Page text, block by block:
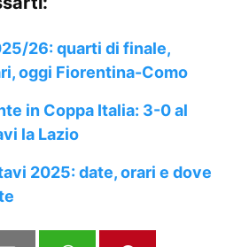
26: quarti di finale,
oggi Fiorentina-Como
in Coppa Italia: 3-0 al
la Lazio
2025: date, orari e dove